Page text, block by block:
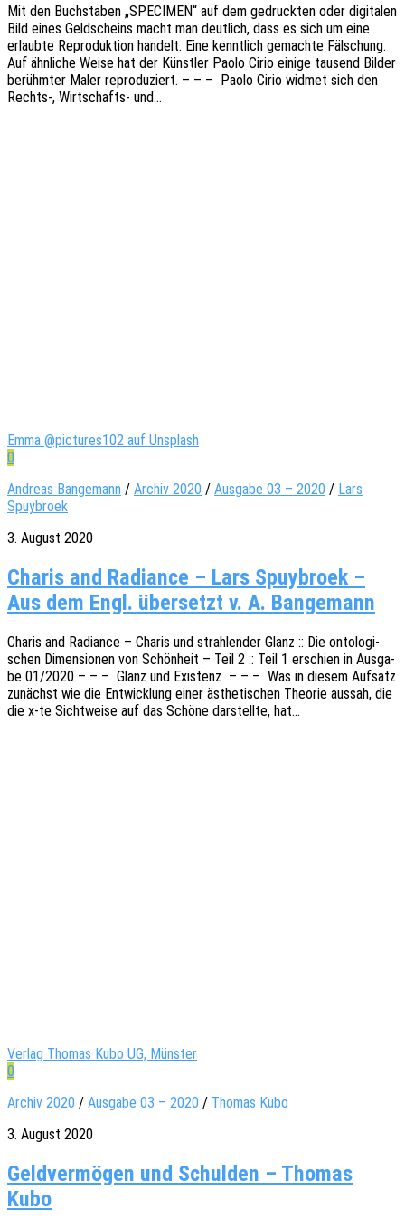
Mit den Buch­sta­ben „SPECIMEN“ auf dem gedruck­ten oder digi­ta­len
Bild eines Geld­scheins macht man deut­lich, dass es sich um eine
erlaub­te Repro­duk­ti­on handelt. Eine kennt­lich gemach­te Fälschung.
Auf ähnli­che Weise hat der Künst­ler Paolo Cirio einige tausend Bilder
berühm­ter Maler repro­du­ziert. – – – Paolo Cirio widmet sich den
Rechts‑, Wirt­­schafts- und…
Emma @pictures102 auf Unsplash
0
Andreas Bangemann / Archiv 2020 / Ausgabe 03 – 2020 / Lars
Spuybroek
3. August 2020
Charis and Radiance – Lars Spuybroek –
Aus dem Engl. übersetzt v. A. Bangemann
Charis and Radi­ance – Charis und strah­len­der Glanz :: Die onto­lo­gi­
schen Dimen­sio­nen von Schön­heit – Teil 2 :: Teil 1 erschien in Ausga­
be 01/2020 – – – Glanz und Exis­tenz – – – Was in diesem Aufsatz
zunächst wie die Entwick­lung einer ästhe­ti­schen Theo­rie aussah, die
die x‑te Sicht­wei­se auf das Schöne darstell­te, hat…
Verlag Thomas Kubo UG, Münster
0
Archiv 2020 / Ausgabe 03 – 2020 / Thomas Kubo
3. August 2020
Geldvermögen und Schulden – Thomas
Kubo